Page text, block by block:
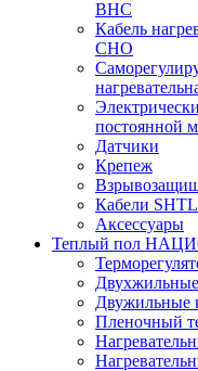
ВНС
Кабель
СНО
постоянной
Датчики
Крепеж
Кабели
Аксессуары
Теплый пол
Двужильные
Пленочный